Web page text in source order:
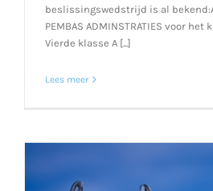
beslissingswedstrijd is al
PEMBAS ADMINSTRATIES voor
Vierde klasse A [...]
Lees meer